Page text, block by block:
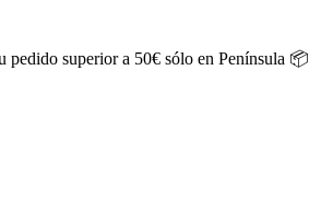
pedido superior a 50€ sólo en Península 📦